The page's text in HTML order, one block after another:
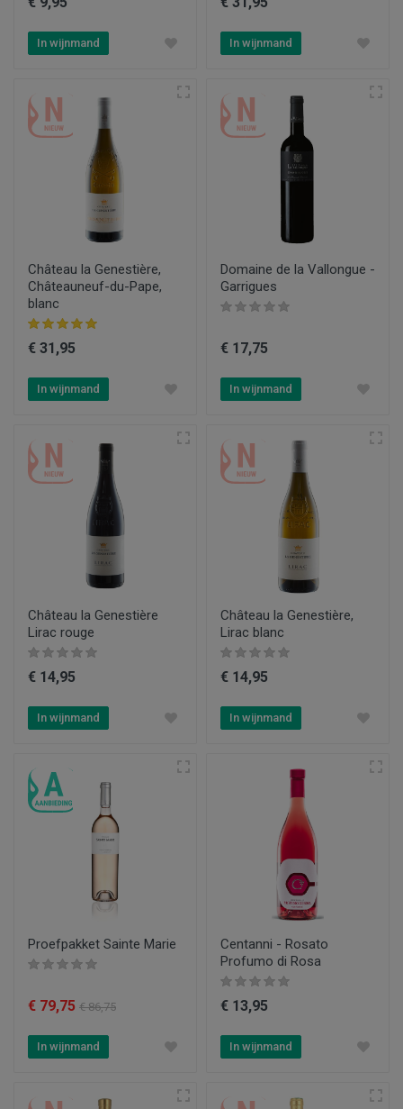
In wijnmand In wijnmand
Château la Genestière,
Châteauneuf-du-Pape,
blanc
€ 31,95
In wijnmand
Domaine de la Vallongue -
Garrigues
€ 17,75
In wijnmand
Château la Genestière
Lirac rouge
€ 14,95
In wijnmand
Château la Genestière,
Lirac blanc
€ 14,95
In wijnmand
Proefpakket Sainte Marie
€ 79,75 € 86,75
In wijnmand
Centanni - Rosato
Profumo di Rosa
€ 13,95
In wijnmand